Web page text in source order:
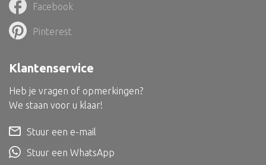
Object
Pilaar
Schaal
Dienblad
Roomdevider
Deco overig
Facebook
Pinterest
Klantenservice
Heb je vragen of opmerkingen?
We staan voor u klaar!
Stuur een e-mail
Stuur een WhatsApp